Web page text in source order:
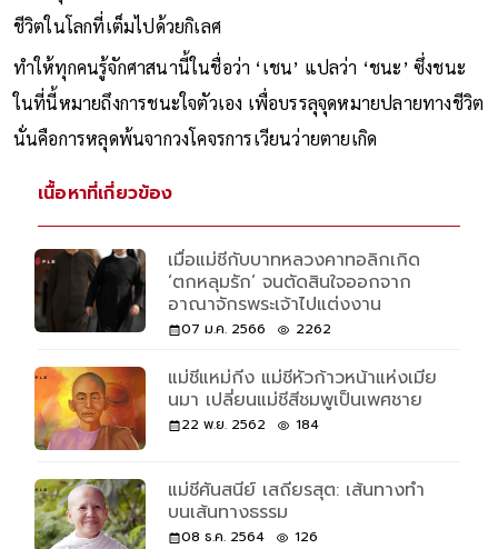
ชีวิตในโลกที่เต็มไปด้วยกิเลศ
ทำให้ทุกคนรู้จักศาสนานี้ในชื่อว่า ‘เชน’ แปลว่า ‘ชนะ’ ซึ่งชนะ
ในที่นี้หมายถึงการชนะใจตัวเอง เพื่อบรรลุจุดหมายปลายทางชีวิต
นั่นคือการหลุดพ้นจากวงโคจรการเวียนว่ายตายเกิด
เนื้อหาที่เกี่ยวข้อง
เมื่อแม่ชีกับบาทหลวงคาทอลิกเกิด
‘ตกหลุมรัก’ จนตัดสินใจออกจาก
อาณาจักรพระเจ้าไปแต่งงาน
07 ม.ค. 2566 2262
แม่ชีแหม่กีง แม่ชีหัวก้าวหน้าแห่งเมีย
นมา เปลี่ยนแม่ชีสีชมพูเป็นเพศชาย
22 พ.ย. 2562 184
แม่ชีศันสนีย์ เสถียรสุต: เส้นทางทำ
บนเส้นทางธรรม
08 ธ.ค. 2564 126